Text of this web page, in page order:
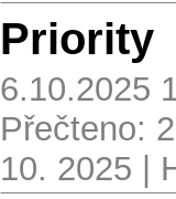
Priority
6.10.2025
Přečteno:
10. 2025 |